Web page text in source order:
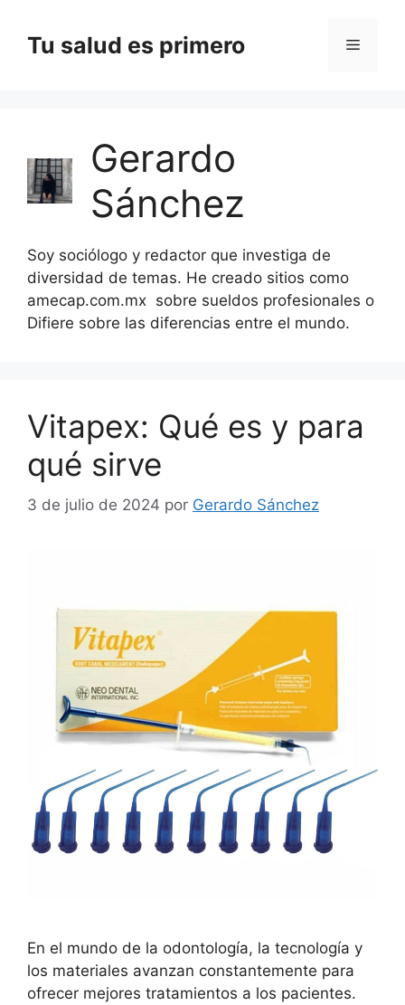
contenido
Tu salud es primero Menú
Gerardo
Sánchez
Soy sociólogo y redactor que investiga de
diversidad de temas. He creado sitios como
amecap.com.mx sobre sueldos profesionales o
Difiere sobre las diferencias entre el mundo.
Vitapex: Qué es y para
qué sirve
3 de julio de 2024 por Gerardo Sánchez
En el mundo de la odontología, la tecnología y
los materiales avanzan constantemente para
ofrecer mejores tratamientos a los pacientes.